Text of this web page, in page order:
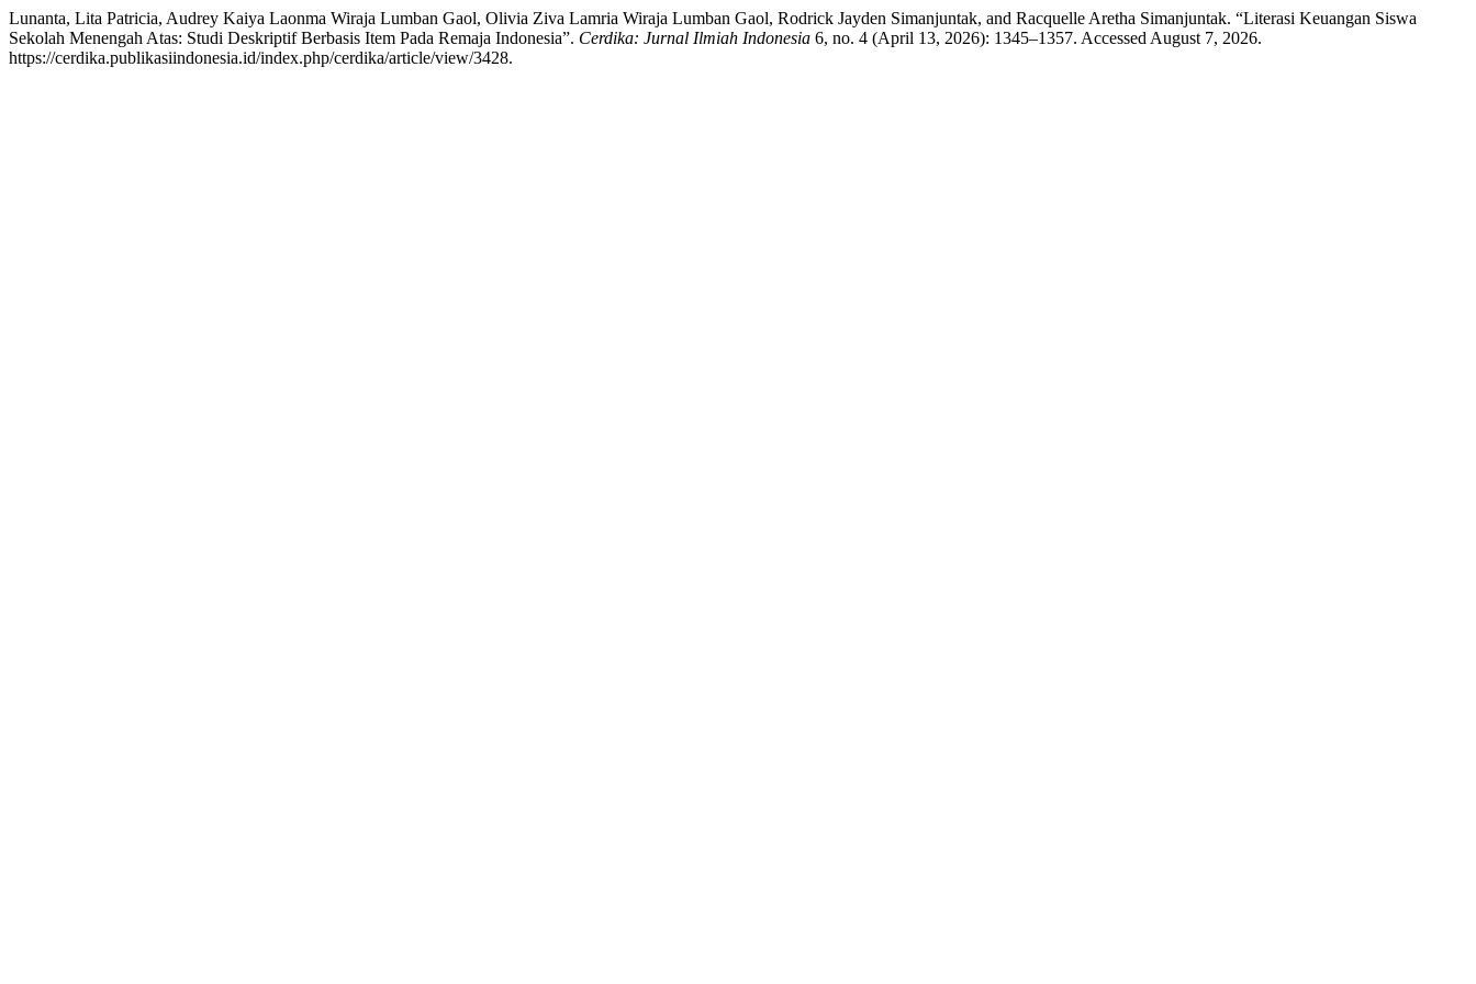
Lunanta, Lita Patricia, Audrey Kaiya Laonma Wiraja Lumban Gaol, Olivia Ziva Lamria Wiraja Lumban Gaol, Rodrick Jayden Simanjuntak, and Racquelle Aretha Simanjuntak. “Literasi Keuangan Siswa
Sekolah Menengah Atas: Studi Deskriptif Berbasis Item Pada Remaja Indonesia”. Cerdika: Jurnal Ilmiah Indonesia 6, no. 4 (April 13, 2026): 1345–1357. Accessed August 7, 2026.
https://cerdika.publikasiindonesia.id/index.php/cerdika/article/view/3428.